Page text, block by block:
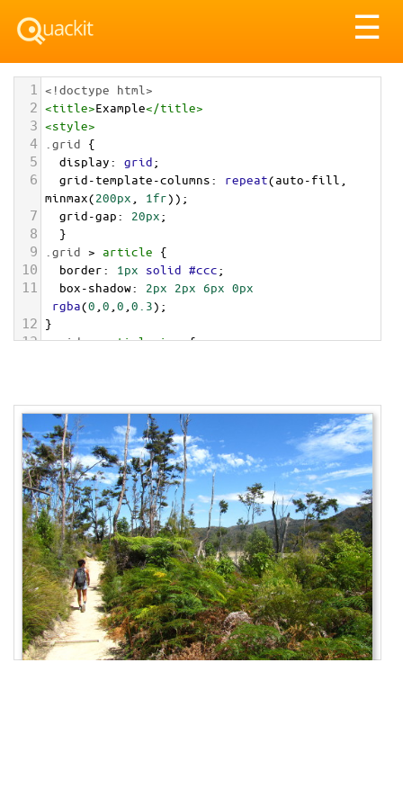
☰
1 <!doctype html>
2 <title>Example</title>
3 <style>
4 .grid
5 display: grid;
6 grid-template-columns: repeat(auto-fill
minmax(200px 1fr));
7 grid-gap: 20px;
8
  }
9 .grid > article {
10 border: 1px solid #ccc;
11 box-shadow: 2px 2px 6px 0px
rgba(0 0 0 0.3);
12 }
13 .grid > article img {
17 padding: 0 20px 20px;
18 }
19 .text > button {
20 background: gray;
21 border: 0;
22 color: white;
23 padding: 10px;